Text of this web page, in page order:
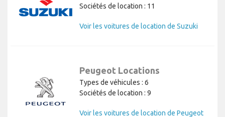
Sociétés de location : 11
Voir les voitures de location de Suzuki
Peugeot Locations
Types de véhicules : 6
Sociétés de location : 9
Voir les voitures de location de Peugeot